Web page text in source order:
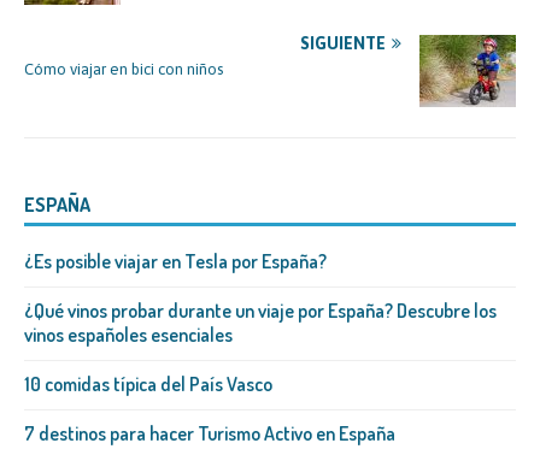
SIGUIENTE
Cómo viajar en bici con niños
ESPAÑA
¿Es posible viajar en Tesla por España?
¿Qué vinos probar durante un viaje por España? Descubre los
vinos españoles esenciales
10 comidas típica del País Vasco
7 destinos para hacer Turismo Activo en España